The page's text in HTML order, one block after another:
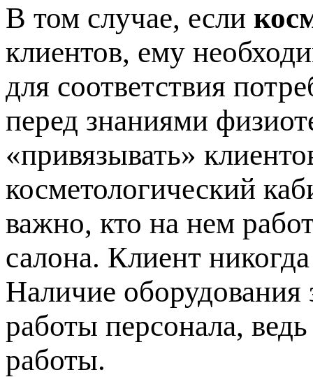
В том случае, если
клиентов, ему
для соответствия
перед знаниями
«привязывать»
косметологический
важно, кто на нем
салона. Клиент
Наличие оборудования
работы персонала,
работы.